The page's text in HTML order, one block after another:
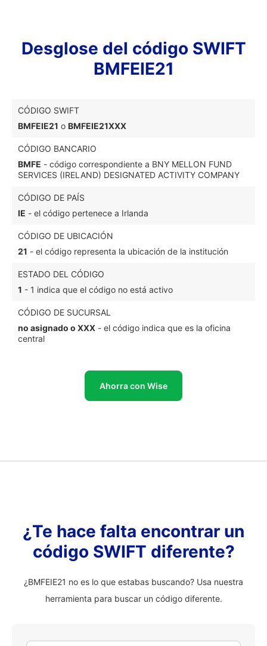
Desglose del código SWIFT
BMFEIE21
CÓDIGO SWIFT
BMFEIE21 o BMFEIE21XXX
CÓDIGO BANCARIO
BMFE - código correspondiente a BNY MELLON FUND
SERVICES (IRELAND) DESIGNATED ACTIVITY COMPANY
CÓDIGO DE PAÍS
IE - el código pertenece a Irlanda
CÓDIGO DE UBICACIÓN
21 - el código representa la ubicación de la institución
ESTADO DEL CÓDIGO
1 - 1 indica que el código no está activo
CÓDIGO DE SUCURSAL
no asignado o XXX - el código indica que es la oficina
central
Ahorra con Wise
¿Te hace falta encontrar un
código SWIFT diferente?
¿BMFEIE21 no es lo que estabas buscando? Usa nuestra
herramienta para buscar un código diferente.